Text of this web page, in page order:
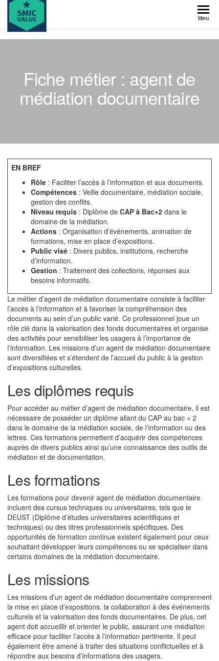
Skip
the
content
value
Menu
Fiche métier : agent de
médiation documentaire
EN BREF
Rôle : Faciliter l’accès à l’information et aux documents.
Compétences : Veille documentaire, médiation sociale,
gestion des conflits.
Niveau requis : Diplôme de CAP à Bac+2 dans le
domaine de la médiation.
Actions : Organisation d’événements, animation de
formations, mise en place d’expositions.
Public visé : Divers publics, institutions, recherche
d’information.
Gestion : Traitement des collections, réponses aux
besoins informatifs.
Le métier d’agent de médiation documentaire consiste à faciliter
l’accès à l’information et à favoriser la compréhension des
documents au sein d’un public varié. Ce professionnel joue un
rôle clé dans la valorisation des fonds documentaires et organise
des activités pour sensibiliser les usagers à l’importance de
l’information. Les missions d’un agent de médiation documentaire
sont diversifiées et s’étendent de l’accueil du public à la gestion
d’expositions culturelles.
Les diplômes requis
Pour accéder au métier d’agent de médiation documentaire, il est
nécessaire de posséder un diplôme allant du CAP au bac + 2
dans le domaine de la médiation sociale, de l’information ou des
lettres. Ces formations permettent d’acquérir des compétences
auprès de divers publics ainsi qu’une connaissance des outils de
médiation et de documentation.
Les formations
Les formations pour devenir agent de médiation documentaire
incluent des cursus techniques ou universitaires, tels que le
DEUST (Diplôme d’études universitaires scientifiques et
techniques) ou des titres professionnels spécifiques. Des
opportunités de formation continue existent également pour ceux
souhaitant développer leurs compétences ou se spécialiser dans
certains domaines de la médiation documentaire.
Les missions
Les missions d’un agent de médiation documentaire comprennent
la mise en place d’expositions, la collaboration à des événements
culturels et la valorisation des fonds documentaires. De plus, cet
agent doit accueillir et orienter le public, assurant une médiation
efficace pour faciliter l’accès à l’information pertinente. Il peut
également être amené à traiter des situations conflictuelles et à
répondre aux besoins d’informations des usagers.